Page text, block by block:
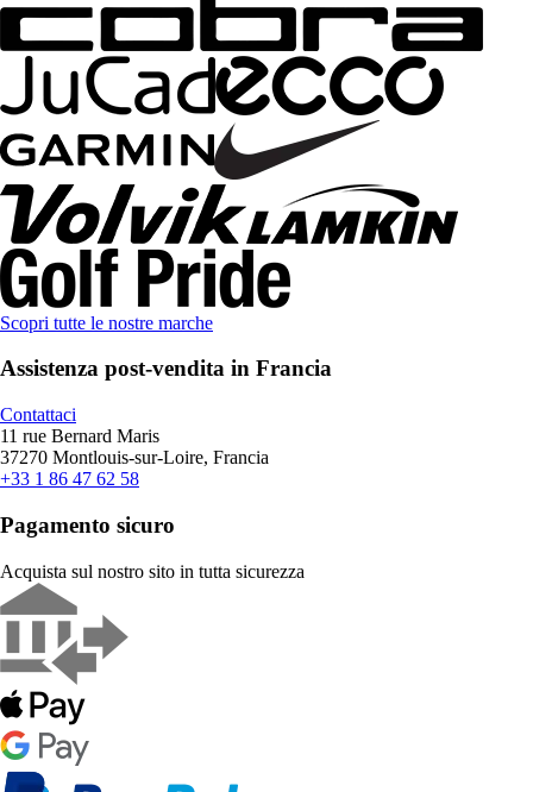
Scopri tutte le nostre marche
Assistenza post-vendita in Francia
Contattaci
11 rue Bernard Maris
37270 Montlouis-sur-Loire, Francia
+33 1 86 47 62 58
Pagamento sicuro
Acquista sul nostro sito in tutta sicurezza